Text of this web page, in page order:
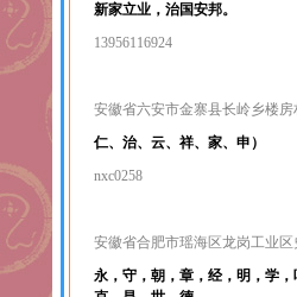
新家立业，治国安邦。
13956116924
安徽省六安市金寨县长岭乡楼房
仁、治、云、祥、家、申）
nxc0258
安徽省合肥市瑶海区龙岗工业
永，守，朝，章，经，明，学，